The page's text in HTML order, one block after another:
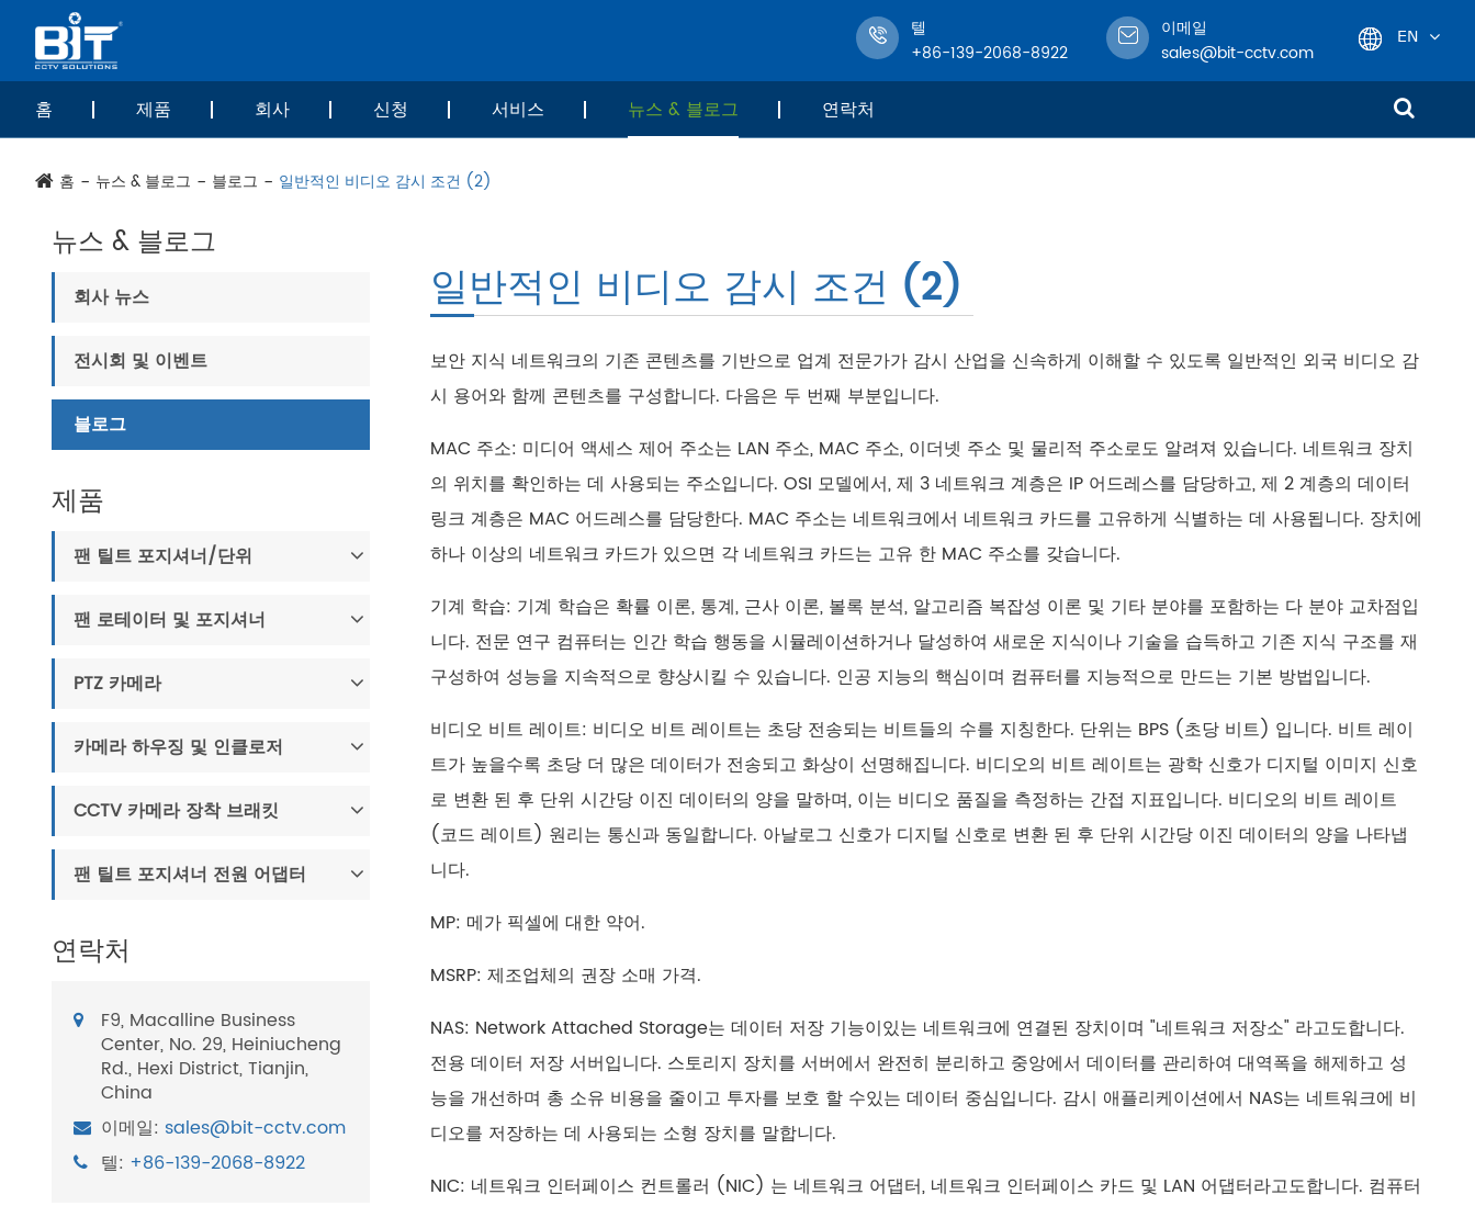
텔
+86-139-2068-8922
이메일
sales@bit-cctv.com
EN
italiano
русский
العربية
tiếng việt
ไทย
čeština
dansk
홈 제품 회사 신청 서비스 뉴스 & 블로그 연락처
홈 뉴스 & 블로그 블로그 일반적인 비디오 감시 조건 (2)
뉴스 & 블로그
회사 뉴스
전시회 및 이벤트
블로그
제품
팬 틸트 포지셔너/단위
팬 로테이터 및 포지셔너
PTZ 카메라
카메라 하우징 및 인클로저
CCTV 카메라 장착 브래킷
팬 틸트 포지셔너 전원 어댑터
연락처
F9, Macalline Business
Center, No. 29, Heiniucheng
Rd., Hexi District, Tianjin,
China
이메일: sales@bit-cctv.com
텔: +86-139-2068-8922
일반적인 비디오 감시 조건 (2)
보안 지식 네트워크의 기존 콘텐츠를 기반으로 업계 전문가가 감시 산업을 신속하게 이해할 수 있도록 일반적인 외국 비디오 감
시 용어와 함께 콘텐츠를 구성합니다. 다음은 두 번째 부분입니다.
MAC 주소: 미디어 액세스 제어 주소는 LAN 주소, MAC 주소, 이더넷 주소 및 물리적 주소로도 알려져 있습니다. 네트워크 장치
의 위치를 확인하는 데 사용되는 주소입니다. OSI 모델에서, 제 3 네트워크 계층은 IP 어드레스를 담당하고, 제 2 계층의 데이터
링크 계층은 MAC 어드레스를 담당한다. MAC 주소는 네트워크에서 네트워크 카드를 고유하게 식별하는 데 사용됩니다. 장치에
하나 이상의 네트워크 카드가 있으면 각 네트워크 카드는 고유 한 MAC 주소를 갖습니다.
기계 학습: 기계 학습은 확률 이론, 통계, 근사 이론, 볼록 분석, 알고리즘 복잡성 이론 및 기타 분야를 포함하는 다 분야 교차점입
니다. 전문 연구 컴퓨터는 인간 학습 행동을 시뮬레이션하거나 달성하여 새로운 지식이나 기술을 습득하고 기존 지식 구조를 재
구성하여 성능을 지속적으로 향상시킬 수 있습니다. 인공 지능의 핵심이며 컴퓨터를 지능적으로 만드는 기본 방법입니다.
비디오 비트 레이트: 비디오 비트 레이트는 초당 전송되는 비트들의 수를 지칭한다. 단위는 BPS (초당 비트) 입니다. 비트 레이
트가 높을수록 초당 더 많은 데이터가 전송되고 화상이 선명해집니다. 비디오의 비트 레이트는 광학 신호가 디지털 이미지 신호
로 변환 된 후 단위 시간당 이진 데이터의 양을 말하며, 이는 비디오 품질을 측정하는 간접 지표입니다. 비디오의 비트 레이트
(코드 레이트) 원리는 통신과 동일합니다. 아날로그 신호가 디지털 신호로 변환 된 후 단위 시간당 이진 데이터의 양을 나타냅
니다.
MP: 메가 픽셀에 대한 약어.
MSRP: 제조업체의 권장 소매 가격.
NAS: Network Attached Storage는 데이터 저장 기능이있는 네트워크에 연결된 장치이며 "네트워크 저장소" 라고도합니다.
전용 데이터 저장 서버입니다. 스토리지 장치를 서버에서 완전히 분리하고 중앙에서 데이터를 관리하여 대역폭을 해제하고 성
능을 개선하며 총 소유 비용을 줄이고 투자를 보호 할 수있는 데이터 중심입니다. 감시 애플리케이션에서 NAS는 네트워크에 비
디오를 저장하는 데 사용되는 소형 장치를 말합니다.
NIC: 네트워크 인터페이스 컨트롤러 (NIC) 는 네트워크 어댑터, 네트워크 인터페이스 카드 및 LAN 어댑터라고도합니다. 컴퓨터